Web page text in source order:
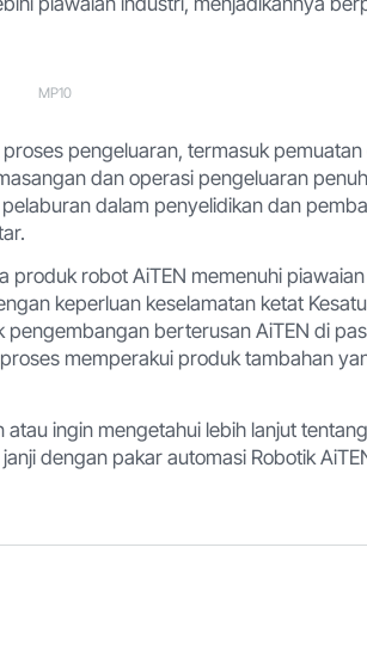
MP10
pengeluaran, termasuk pemuatan
dan operasi pengeluaran
dalam penyelidikan dan
produk robot AiTEN memenuhi
keperluan keselamatan ketat
pengembangan berterusan AiTEN di
memperakui produk tambahan
ingin mengetahui lebih lanjut
dengan pakar automasi Robotik